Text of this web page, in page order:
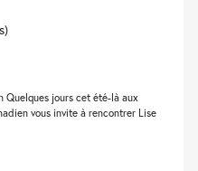
Quelques jours cet été-là aux
vous invite à rencontrer Lise